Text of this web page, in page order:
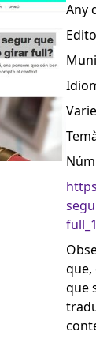
Any
que,
que